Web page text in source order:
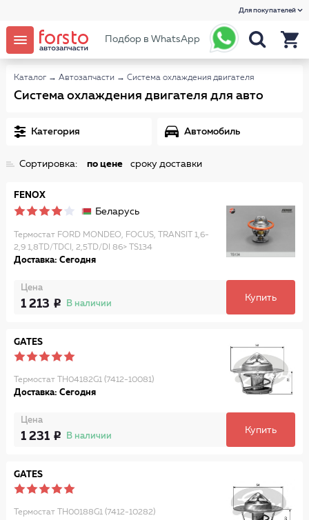
Для покупателей
Подбор в WhatsApp
Каталог → Автозапчасти → Система охлаждения двигателя
Система охлаждения двигателя для авто
Категория Автомобиль
Сортировка: по цене сроку доставки
FENOX
Беларусь
Термостат FORD MONDEO, FOCUS, TRANSIT 1,6-
2,9 1,8TD/TDCI, 2,5TD/DI 86> TS134
Доставка: Сегодня
Цена
1 213 В наличии
Купить
GATES
Термостат TH04182G1 (7412-10081)
Доставка: Сегодня
Цена
1 231 В наличии
Купить
GATES
Термостат TH00188G1 (7412-10282)